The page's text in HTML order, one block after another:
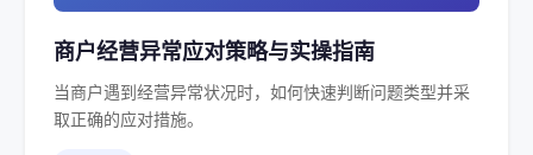
商户经营异常应对策略与实操指南
当商户遇到经营异常状况时，如何快速判断问题类型并采
取正确的应对措施。